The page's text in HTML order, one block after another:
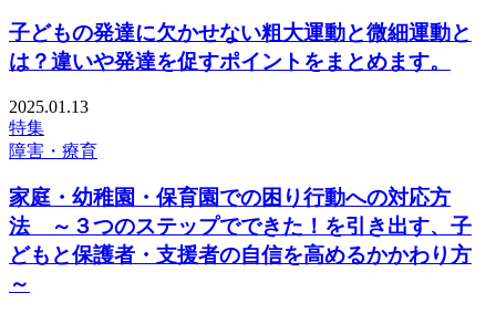
子どもの発達に欠かせない粗大運動と微細運動と
は？違いや発達を促すポイントをまとめます。
2025.01.13
特集
障害・療育
家庭・幼稚園・保育園での困り行動への対応方
法 ～３つのステップでできた！を引き出す、子
どもと保護者・支援者の自信を高めるかかわり方
～